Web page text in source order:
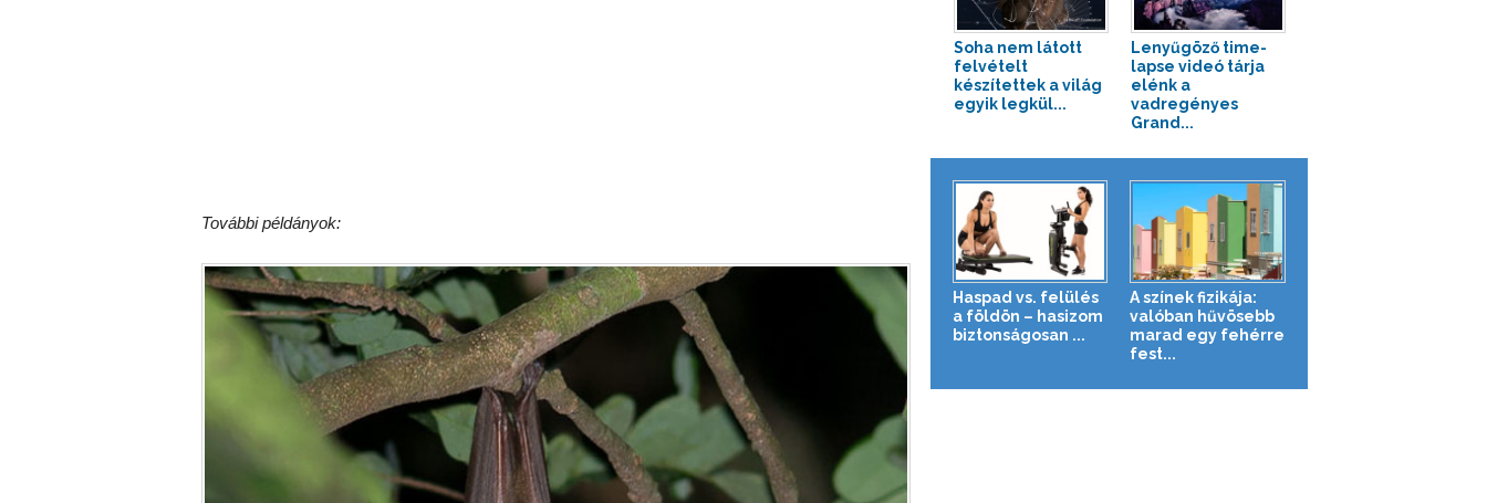
További példányok:
Soha nem látott
felvételt
készítettek a világ
egyik legkül...
Lenyűgöző time-
lapse videó tárja
elénk a
vadregényes
Grand...
Haspad vs. felülés
a földön – hasizom
biztonságosan ...
A színek fizikája:
valóban hűvösebb
marad egy fehérre
fest...